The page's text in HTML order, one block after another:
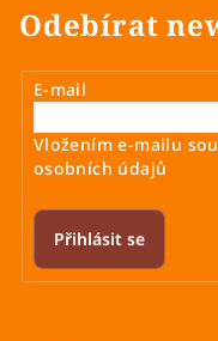
Odebírat
E-mail
Vložením e-mailu
osobních údajů
Přihlásit se